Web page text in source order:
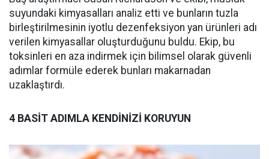
suyundaki kimyasalları analiz etti ve bunların tuzla
birleştirilmesinin iyotlu dezenfeksiyon yan ürünleri adı
verilen kimyasallar oluşturduğunu buldu. Ekip, bu
toksinleri en aza indirmek için bilimsel olarak güvenli
adımlar formüle ederek bunları makarnadan
uzaklaştırdı.
4 BASİT ADIMLA KENDİNİZİ KORUYUN